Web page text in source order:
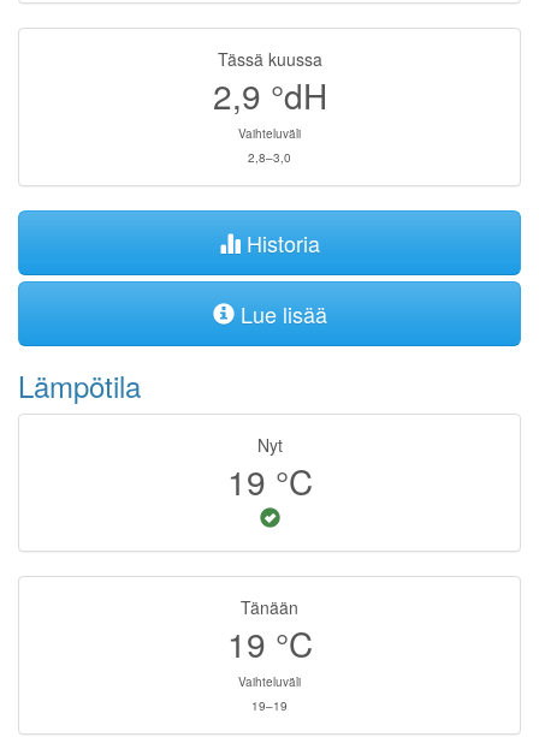
Tässä kuussa
2,9 °dH
Vaihteluväli
2,8–3,0
Historia
Lue lisää
Lämpötila
Nyt
19 °C
Tänään
19 °C
Vaihteluväli
19–19